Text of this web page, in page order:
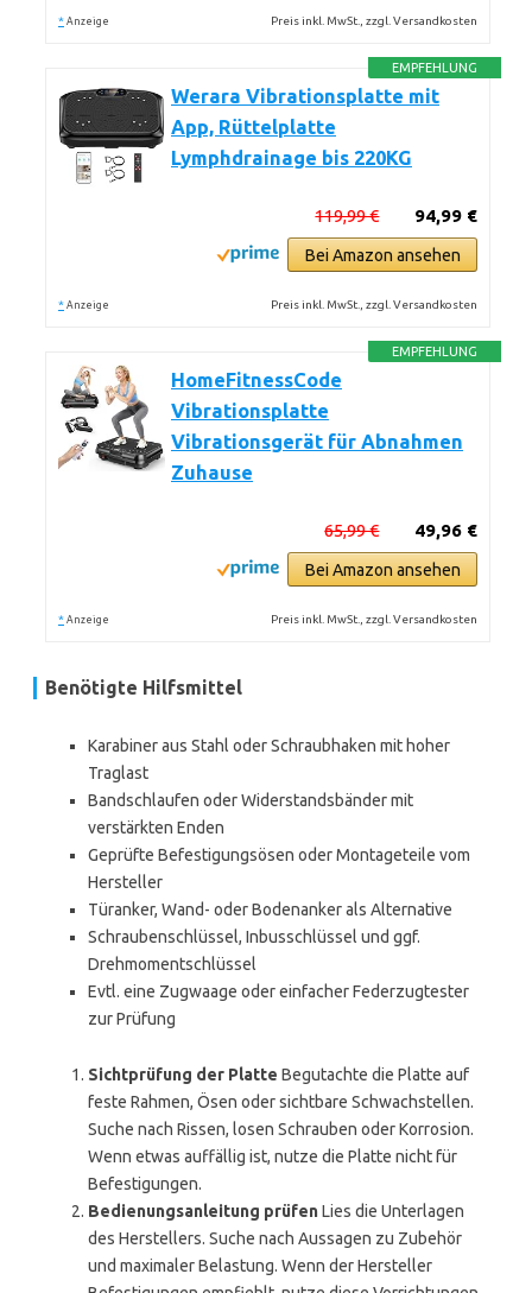
* Anzeige Preis inkl. MwSt., zzgl. Versandkosten
EMPFEHLUNG
Werara Vibrationsplatte mit
App, Rüttelplatte
Lymphdrainage bis 220KG
94,99 €
119,99 €
Bei Amazon ansehen
* Anzeige Preis inkl. MwSt., zzgl. Versandkosten
EMPFEHLUNG
HomeFitnessCode
Vibrationsplatte
Vibrationsgerät für Abnahmen
Zuhause
49,96 €
65,99 €
Bei Amazon ansehen
* Anzeige Preis inkl. MwSt., zzgl. Versandkosten
Benötigte Hilfsmittel
Karabiner aus Stahl oder Schraubhaken mit hoher
Traglast
Bandschlaufen oder Widerstandsbänder mit
verstärkten Enden
Geprüfte Befestigungsösen oder Montageteile vom
Hersteller
Türanker, Wand- oder Bodenanker als Alternative
Schraubenschlüssel, Inbusschlüssel und ggf.
Drehmomentschlüssel
Evtl. eine Zugwaage oder einfacher Federzugtester
zur Prüfung
Sichtprüfung der Platte Begutachte die Platte auf
feste Rahmen, Ösen oder sichtbare Schwachstellen.
Suche nach Rissen, losen Schrauben oder Korrosion.
Wenn etwas auffällig ist, nutze die Platte nicht für
Befestigungen.
Bedienungsanleitung prüfenLies die Unterlagen
des Herstellers. Suche nach Aussagen zu Zubehör
und maximaler Belastung. Wenn der Hersteller